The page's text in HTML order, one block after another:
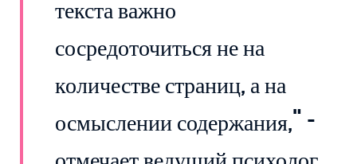
текста важно
сосредоточиться не на
количестве страниц, а на
осмыслении содержания," -